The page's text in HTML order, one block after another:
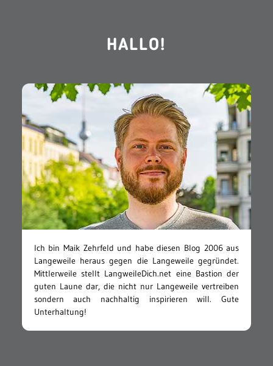
HALLO!
Ich bin Maik Zehrfeld und habe diesen Blog 2006 aus
Langeweile heraus gegen die Langeweile gegründet.
Mittlerweile stellt LangweileDich.net eine Bastion der
guten Laune dar, die nicht nur Langeweile vertreiben
sondern auch nachhaltig inspirieren will. Gute
Unterhaltung!